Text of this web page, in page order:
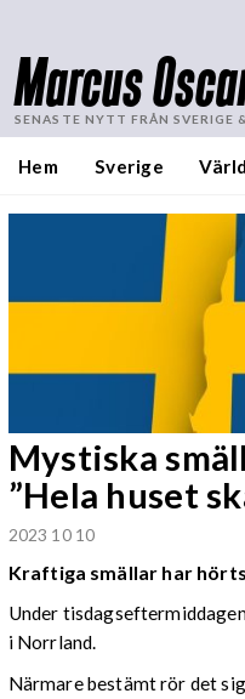
Marcus
SENASTE NYTT FRÅN SVERIGE
Hem Sverige
Mystiska
”Hela huset
2023 10 10
Kraftiga smällar har
Under
i Norrland.
Närmare bestämt rör det